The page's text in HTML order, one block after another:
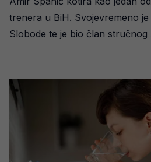
trenera u BiH. Svojevremeno
Slobode te je bio član